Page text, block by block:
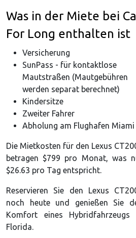
Was in der Miete bei
For Long enthalten ist
Versicherung
SunPass - für kontaktlose
Mautstraßen (Mautgebühren
werden separat berechnet)
Kinder­sitze
Zweiter Fahrer
Abholung am Flughafen Miami
Die Mietkosten für den Lexus
betragen $799 pro Monat, was
$26.63 pro Tag entspricht.
Reservieren Sie den Lexus
noch heute und genießen Sie
Komfort eines Hybridfahrzeugs
Florida.